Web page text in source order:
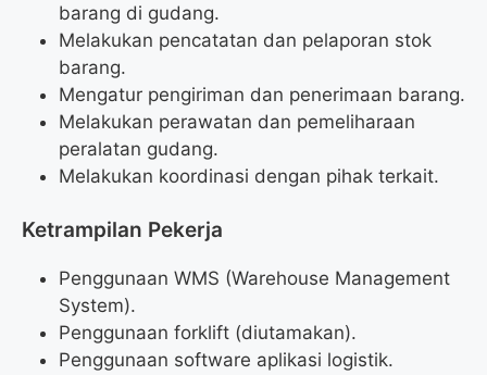
barang di gudang.
Melakukan pencatatan dan pelaporan stok
barang.
Mengatur pengiriman dan penerimaan barang.
Melakukan perawatan dan pemeliharaan
peralatan gudang.
Melakukan koordinasi dengan pihak terkait.
Ketrampilan Pekerja
Penggunaan WMS (Warehouse Management
System).
Penggunaan forklift (diutamakan).
Penggunaan software aplikasi logistik.